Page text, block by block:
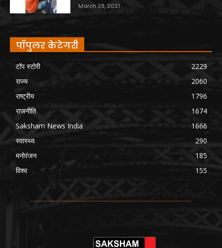
March 28, 2021
पॉपुलर केटेगरी
टॉप स्टोरी
2229
राज्य
2060
राष्ट्रीय
1796
राजनीति
1674
Saksham News India
1666
स्वास्थ्य
290
मनोरंजन
185
विश्व
155